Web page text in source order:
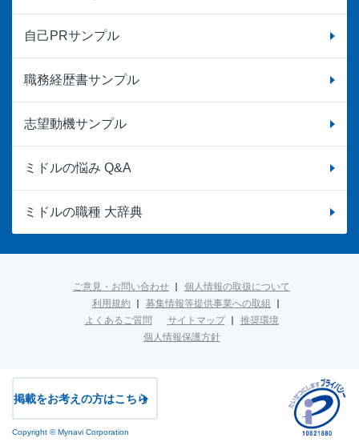
自己PRサンプル
職務経歴書サンプル
志望動機サンプル
ミドルの悩み Q&A
ミドルの職種 大辞典
ご意見・お問い合わせ
個人情報の取扱について
利用規約
募集情報等提供事業への取組
よくあるご質問
サイトマップ
推奨環境
個人情報保護方針
掲載をお考えの方はこちら
Copyright © Mynavi Corporation